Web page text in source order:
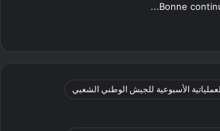
Bonne
الأسبوعية للجيش الوطني الشعبي